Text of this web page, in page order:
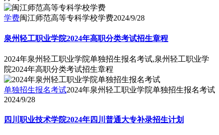
学费闽江师范高等专科学校学费2024/9/28
泉州轻工职业学院2024年高职分类考试招生章程
2024年泉州轻工职业学院单独招生报名考试,泉州轻工职业学
院2024年高职分类考试招生章程
单独招生报名考试2024年泉州轻工职业学院单独招生报名考试
2024/9/28
四川职业技术学院2024年四川普通大专补录招生计划